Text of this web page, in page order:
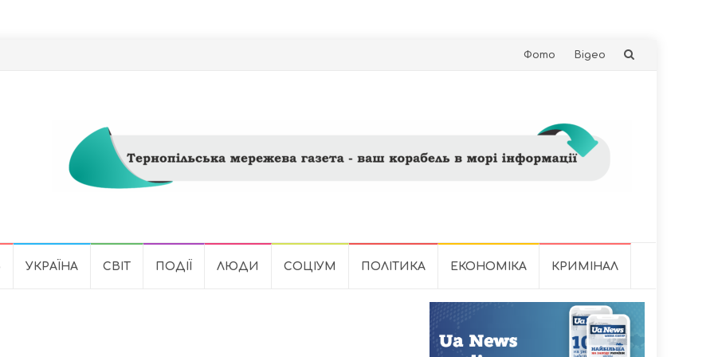
Skip
Фото Відео
УКРАЇНА СВІТ ПОДІЇ ЛЮДИ СОЦІУМ ПОЛІТИКА ЕКОНОМІКА КРИМІНАЛ